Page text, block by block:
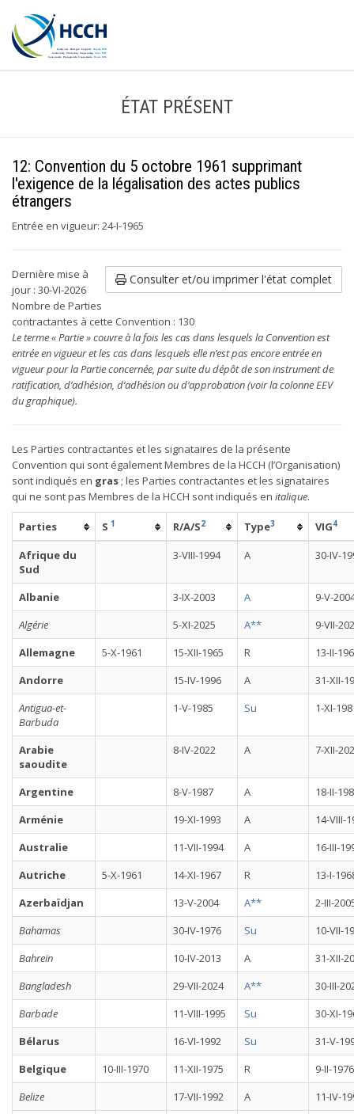
ÉTAT PRÉSENT
12: Convention du 5 octobre 1961 supprimant
l'exigence de la légalisation des actes publics
étrangers
Entrée en vigueur: 24-I-1965
Consulter et/ou imprimer l'état complet
Dernière mise à
jour : 30-VI-2026
Nombre de Parties
contractantes à cette Convention : 130
Le terme « Partie » couvre à la fois les cas dans lesquels la Convention est
entrée en vigueur et les cas dans lesquels elle n’est pas encore entrée en
vigueur pour la Partie concernée, par suite du dépôt de son instrument de
ratification, d’adhésion, d’adhésion ou d’approbation (voir la colonne EEV
du graphique).
Les Parties contractantes et les signataires de la présente
Convention qui sont également Membres de la HCCH (l’Organisation)
sont indiqués en gras ; les Parties contractantes et les signataires
qui ne sont pas Membres de la HCCH sont indiqués en italique.
Parties S 1 R/A/S2 Type3 VIG4
Afrique du
Sud
3-VIII-1994 A 30-IV-
Albanie 3-IX-2003 A
9-V-
Algérie
5-XI-2025 A**
9-VII-
Allemagne
5-X-1961 15-XII-1965 R
13-II-
Andorre
15-IV-1996 A
31-XII-
Antigua-et-
Barbuda
1-V-1985 Su 1-XI-
Arabie
saoudite
8-IV-2022 A 7-XII-
Argentine 8-V-1987 A
18-II-
Arménie
19-XI-1993 A
14-VIII-
Australie
11-VII-1994 A
16-III-
Autriche
5-X-1961 14-XI-1967 R
13-I-
Azerbaïdjan
13-V-2004 A**
2-III-
Bahamas
30-IV-1976 Su
10-VII-
Bahreïn
10-IV-2013 A
31-XII-
Bangladesh
29-VII-2024 A**
30-III-
Barbade
11-VIII-1995 Su
30-XI-
Bélarus
16-VI-1992 Su
31-V-
Belgique
10-III-1970 11-XII-1975 R
9-II-1976
Belize
17-VII-1992 A
11-IV-